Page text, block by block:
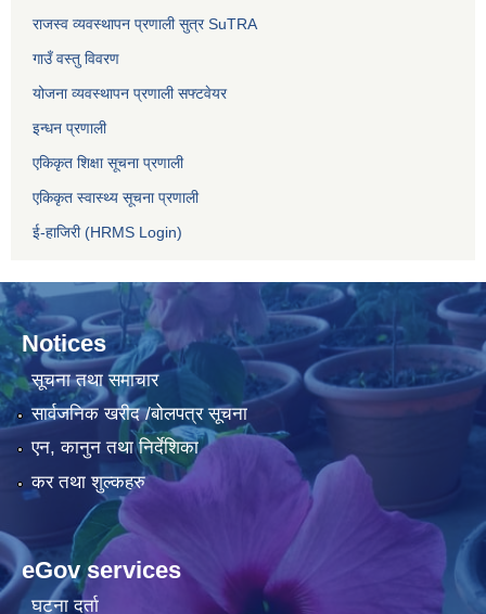
राजस्व व्यवस्थापन प्रणाली सुत्र SuTRA
गाउँ वस्तु विवरण
योजना व्यवस्थापन प्रणाली सफ्टवेयर
इन्धन प्रणाली
एकिकृत शिक्षा सूचना प्रणाली
एकिकृत स्वास्थ्य सूचना प्रणाली
ई-हाजिरी (HRMS Login)
Notices
सूचना तथा समाचार
सार्वजनिक खरीद /बोलपत्र सूचना
एन, कानुन तथा निर्देशिका
कर तथा शुल्कहरु
eGov services
घटना दर्ता